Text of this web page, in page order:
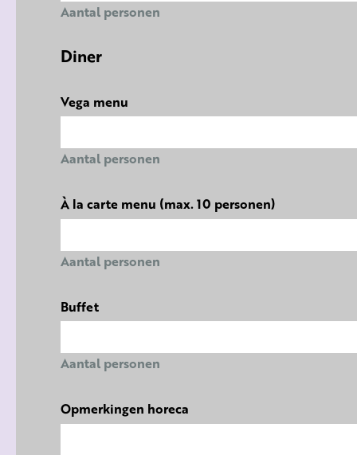
Aantal personen
Diner
Vega menu
Aantal personen
À la carte menu (max. 10 personen)
Aantal personen
Buffet
Aantal personen
Opmerkingen horeca